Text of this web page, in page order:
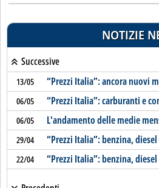
NOTIZIE
Successive
13/05 “Prezzi Italia”: ancora nuovi
06/05 “Prezzi Italia”: carburanti e
06/05 L'andamento delle medie
29/04 “Prezzi Italia”: benzina,
22/04 “Prezzi Italia”: benzina,